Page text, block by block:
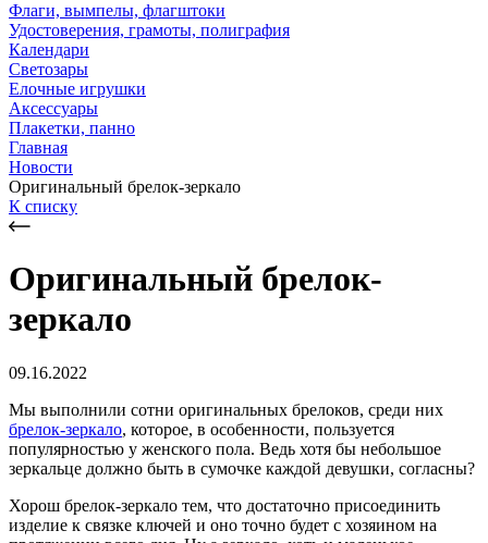
Флаги, вымпелы, флагштоки
Удостоверения, грамоты, полиграфия
Календари
Светозары
Елочные игрушки
Аксессуары
Плакетки, панно
Главная
Новости
Оригинальный брелок-зеркало
К списку
Оригинальный брелок-
зеркало
09.16.2022
Мы выполнили сотни оригинальных брелоков, среди них
брелок-зеркало, которое, в особенности, пользуется
популярностью у женского пола. Ведь хотя бы небольшое
зеркальце должно быть в сумочке каждой девушки, согласны?
Хорош брелок-зеркало тем, что достаточно присоединить
изделие к связке ключей и оно точно будет с хозяином на